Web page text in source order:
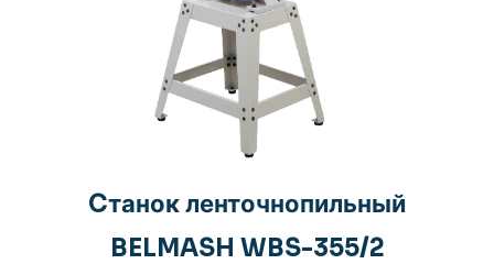
Cтанок ленточнопильный
BELMASH WBS-355/2